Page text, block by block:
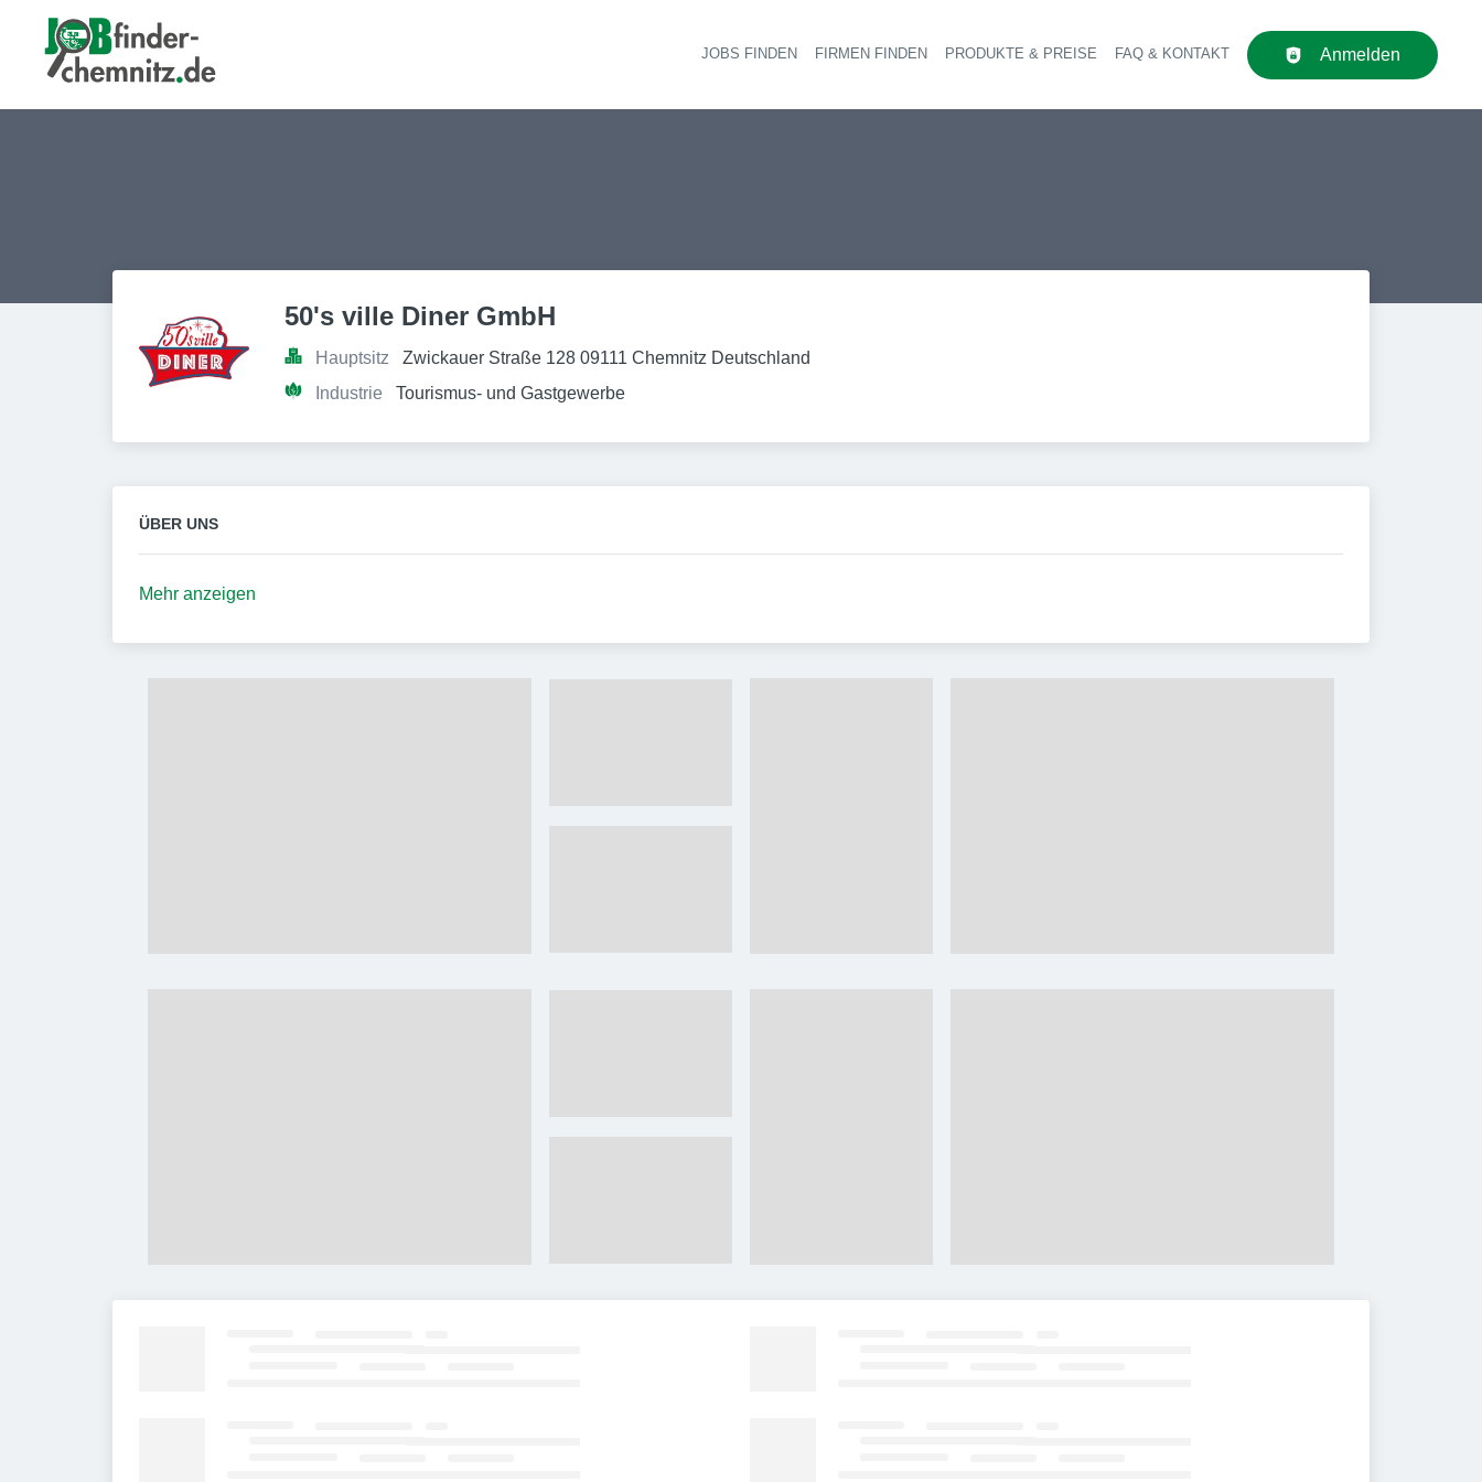
Haupt-Navigation
JOBS FINDEN FIRMEN FINDEN PRODUKTE & PREISE FAQ & KONTAKT Anmelden
50's ville Diner GmbH
Hauptsitz
Zwickauer Straße 128 09111 Chemnitz Deutschland
Industrie
Tourismus- und Gastgewerbe
ÜBER UNS
Mehr anzeigen